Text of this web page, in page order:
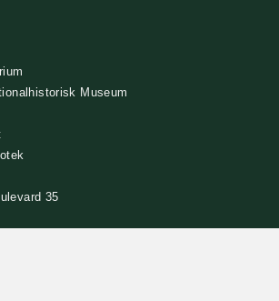
Museum
35